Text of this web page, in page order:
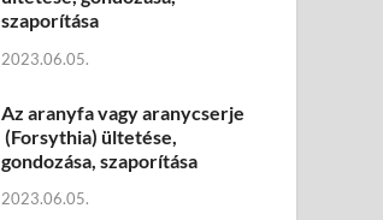
szaporítása
2023.06.05.
Az aranyfa vagy aranycserje
(Forsythia) ültetése,
gondozása, szaporítása
2023.06.05.